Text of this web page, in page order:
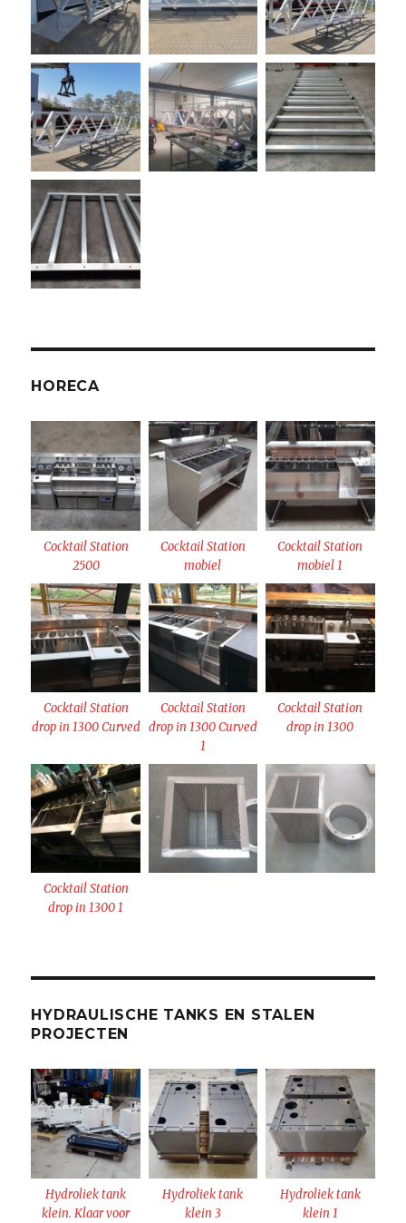
HORECA
Cocktail Station
2500
Cocktail Station
mobiel
Cocktail Station
mobiel 1
Cocktail Station
drop in 1300 Curved
Cocktail Station
drop in 1300 Curved
1
Cocktail Station
drop in 1300
Cocktail Station
drop in 1300 1
HYDRAULISCHE TANKS EN STALEN
PROJECTEN
Hydroliek tank
klein. Klaar voor
Hydroliek tank
klein 3
Hydroliek tank
klein 1